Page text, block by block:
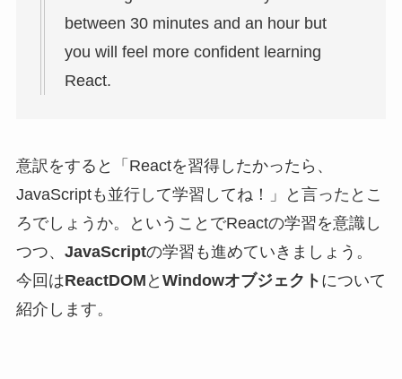
between 30 minutes and an hour but
you will feel more confident learning
React.
意訳をすると「Reactを習得したかったら、
JavaScriptも並行して学習してね！」と言ったとこ
ろでしょうか。ということでReactの学習を意識し
つつ、 JavaScriptの学習も進めていきましょう。
今回はReactDOM と Windowオブジェクト について
紹介します。